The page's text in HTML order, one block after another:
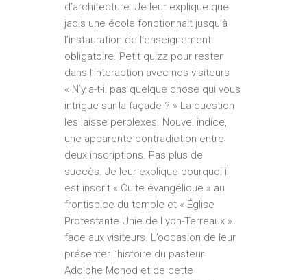
d’architecture. Je leur explique que
jadis une école fonctionnait jusqu’à
l’instauration de l’enseignement
obligatoire. Petit quizz pour rester
dans l’interaction avec nos visiteurs
« N’y a-t-il pas quelque chose qui vous
intrigue sur la façade ? » La question
les laisse perplexes. Nouvel indice,
une apparente contradiction entre
deux inscriptions. Pas plus de
succès. Je leur explique pourquoi il
est inscrit « Culte évangélique » au
frontispice du temple et « Église
Protestante Unie de Lyon-Terreaux »
face aux visiteurs. L’occasion de leur
présenter l’histoire du pasteur
Adolphe Monod et de cette